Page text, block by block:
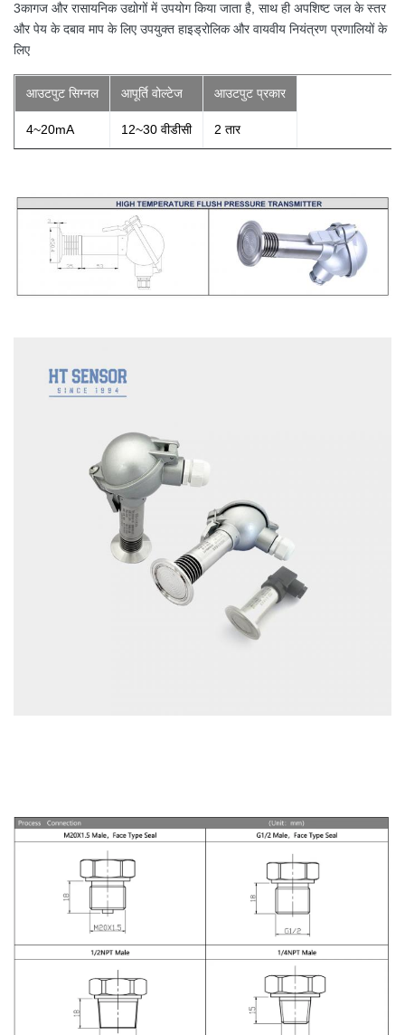
3कागज और रासायनिक उद्योगों में उपयोग किया जाता है, साथ ही अपशिष्ट जल के स्तर
और पेय के दबाव माप के लिए उपयुक्त हाइड्रोलिक और वायवीय नियंत्रण प्रणालियों के
लिए
आउटपुट सिग्नल आपूर्ति वोल्टेज आउटपुट प्रकार
4~20mA 12~30 वीडीसी 2 तार